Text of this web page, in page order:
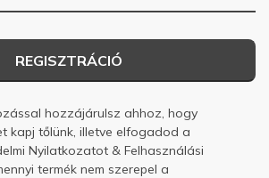
REGISZTRÁCIÓ
hozzájárulsz ahhoz, hogy
kapj tőlünk, illetve elfogadod a
Nyilatkozatot & Felhasználási
termék nem szerepel a